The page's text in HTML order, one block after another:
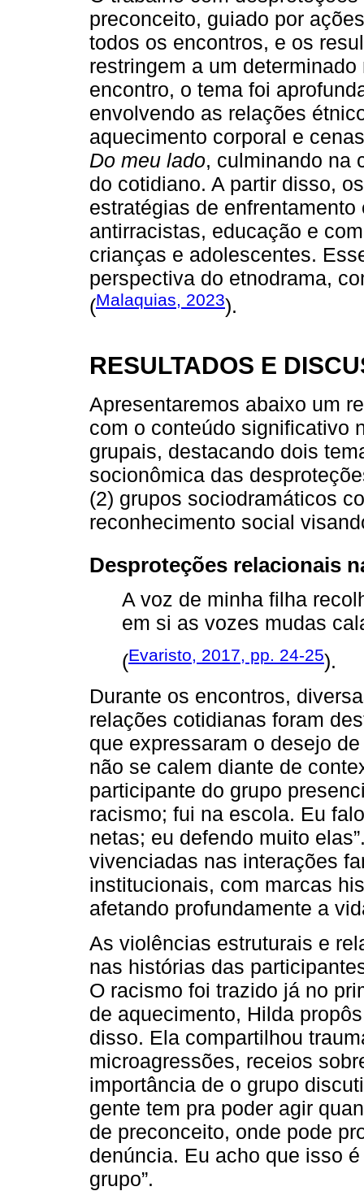
preconceito, guiado por
todos os encontros, e os
restringem a um
encontro, o tema foi
envolvendo as relações
aquecimento corporal e
Do meu lado, culminando na
do cotidiano. A partir disso,
estratégias de
antirracistas, educação e
crianças e adolescentes.
perspectiva do etnodrama,
(Malaquias, 2023).
RESULTADOS E
Apresentaremos abaixo um
com o conteúdo significativo
grupais, destacando dois
socionômica das
(2) grupos sociodramáticos
reconhecimento social
Desproteções relacionais
A voz de minha filha
em si as vozes mudas
(Evaristo, 2017, pp. 24-25).
Durante os encontros,
relações cotidianas foram
que expressaram o desejo
não se calem diante de
participante do grupo
racismo; fui na escola. Eu
netas; eu defendo muito
vivenciadas nas interações
institucionais, com marcas
afetando profundamente a
As violências estruturais e
nas histórias das
O racismo foi trazido já no
de aquecimento, Hilda
disso. Ela compartilhou
microagressões, receios
importância de o grupo
gente tem pra poder agir
de preconceito, onde pode
denúncia. Eu acho que isso
grupo”.